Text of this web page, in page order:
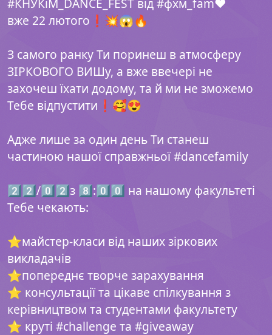
#КНУКіМ_DANCE_FEST від #фхм_fam❤️
вже 22 лютого❗️💥😱🔥
З самого ранку Ти поринеш в атмосферу
ЗІРКОВОГО ВИШу, а вже ввечері не
захочеш їхати додому, та й ми не зможемо
Тебе відпустити❗️🥰😍
Адже лише за один день Ти станеш
частиною нашої справжньої #dancefamily
2️⃣2️⃣/0️⃣2️⃣з 8️⃣:0️⃣0️⃣ на нашому факультеті
Тебе чекають:
⭐️майстер-класи від наших зіркових
викладачів
⭐️попереднє творче зарахування
⭐️ консультації та цікаве спілкування з
керівництвом та студентами факультету
⭐️ круті #challenge та #giveaway